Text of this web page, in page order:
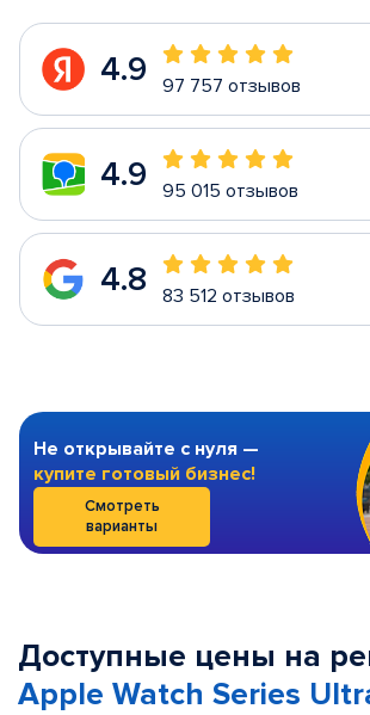
4.9 97 757 отзывов
4.9 95 015 отзывов
4.8 83 512 отзывов
Не открывайте с нуля —
купите готовый бизнес!
Смотреть
варианты
Доступные цены на
Apple Watch Series